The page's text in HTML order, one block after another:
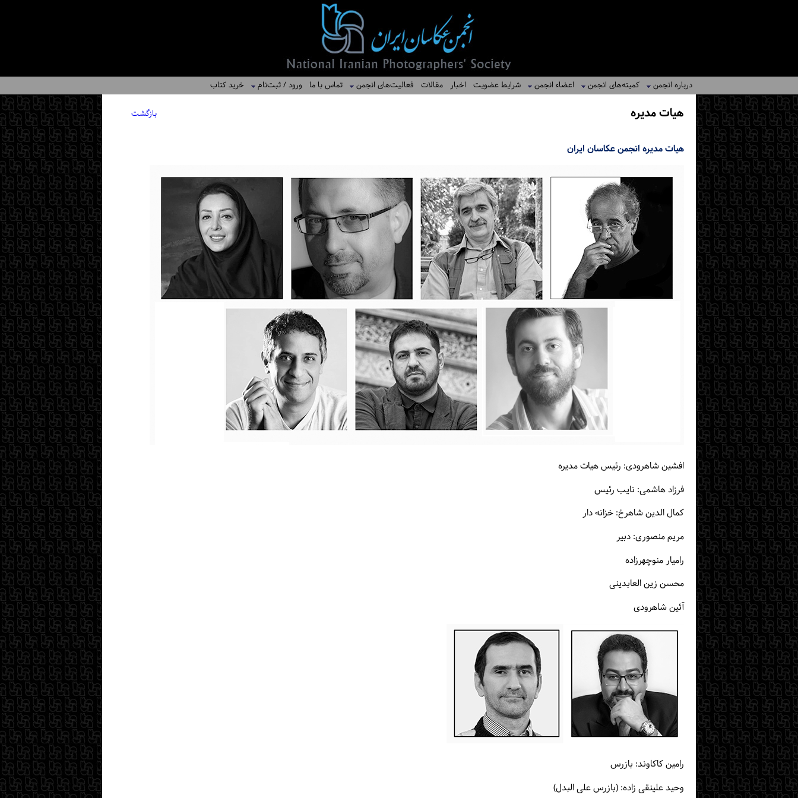
درباره انجمن کمیته‌های انجمن اعضاء انجمن شرایط عضویت اخبار مقالات فعالیت‌های انجمن تماس با ما ورود / ثبت‌نام خرید کتاب
هیات مدیره بازگشت
هیات مدیره انجمن عکاسان ایران
افشین شاهرودی: رئیس هیات مدیره
فرزاد هاشمی: نایب رئیس
کمال الدین شاهرخ: خزانه دار
مریم منصوری: دبیر
رامیار منوچهرزاده
محسن زین العابدینی
آئین شاهرودی
رامین کاکاوند: بازرس
وحید علینقی زاده: (بازرس علی البدل)